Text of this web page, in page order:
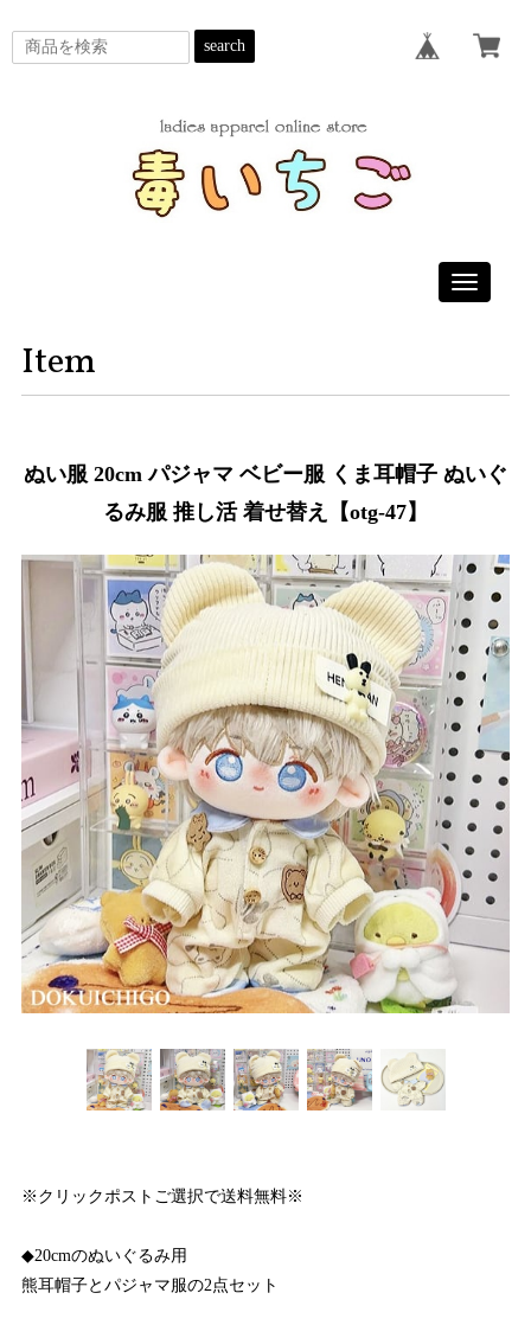
search
Toggle
Item
ぬい服 20cm パジャマ ベビー服 くま耳帽子 ぬいぐ
るみ服 推し活 着せ替え【otg-47】
※クリックポストご選択で送料無料※
◆20cmのぬいぐるみ用
熊耳帽子とパジャマ服の2点セット